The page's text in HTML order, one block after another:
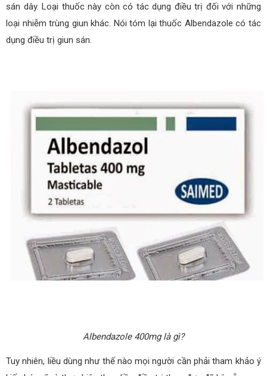
sán dây. Loại thuốc này còn có tác dụng điều trị đối với những
loại nhiễm trùng giun khác. Nói tóm lại thuốc Albendazole có tác
dụng điều trị giun sán.
Albendazole 400mg là gì?
Tuy nhiên, liều dùng như thế nào mọi người cần phải tham khảo ý